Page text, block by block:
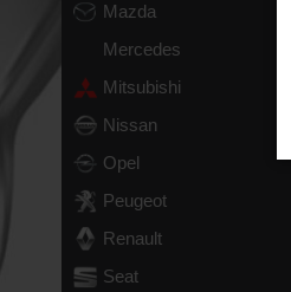
Mazda
Mercedes
Mitsubishi
Nissan
Opel
Peugeot
Renault
Seat